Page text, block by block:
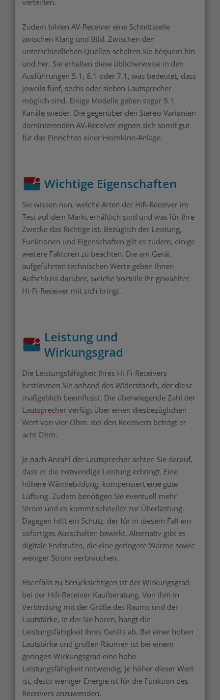
verteilten.
Zudem bilden AV-Receiver eine Schnittstelle
zwischen Klang und Bild. Zwischen den
unterschiedlichen Quellen schalten Sie bequem hin
und her. Sie erhalten diese üblicherweise in den
Ausführungen 5.1, 6.1 oder 7.1, was bedeutet, dass
jeweils fünf, sechs oder sieben Lautsprecher
möglich sind. Einige Modelle geben sogar 9.1
Kanäle wieder. Die gegenüber den Stereo-Varianten
dominierenden AV-Receiver eignen sich somit gut
für das Einrichten einer Heimkino-Anlage.
Wichtige Eigenschaften
Sie wissen nun, welche Arten der Hifi-Receiver im
Test auf dem Markt erhältlich sind und was für Ihre
Zwecke das Richtige ist. Bezüglich der Leistung,
Funktionen und Eigenschaften gilt es zudem, einige
weitere Faktoren zu beachten. Die am Gerät
aufgeführten technischen Werte geben Ihnen
Aufschluss darüber, welche Vorteile Ihr gewählter
Hi-Fi-Receiver mit sich bringt.
Leistung und
Wirkungsgrad
Die Leistungsfähigkeit Ihres Hi-Fi-Receivers
bestimmen Sie anhand des Widerstands, der diese
maßgeblich beeinflusst. Die überwiegende Zahl der
Lautsprecher verfügt über einen diesbezüglichen
Wert von vier Ohm. Bei den Receivern beträgt er
acht Ohm.
Je nach Anzahl der Lautsprecher achten Sie darauf,
dass er die notwendige Leistung erbringt. Eine
höhere Wärmebildung, kompensiert eine gute
Lüftung. Zudem benötigen Sie eventuell mehr
Strom und es kommt schneller zur Überlastung.
Dagegen hilft ein Schutz, der für in diesem Fall ein
sofortiges Ausschalten bewirkt. Alternativ gibt es
digitale Endstufen, die eine geringere Wärme sowie
weniger Strom verbrauchen.
Ebenfalls zu berücksichtigen ist der Wirkungsgrad
bei der Hifi-Receiver-Kaufberatung. Von ihm in
Verbindung mit der Größe des Raums und der
Lautstärke, in der Sie hören, hängt die
Leistungsfähigkeit Ihres Geräts ab. Bei einer hohen
Lautstärke und großen Räumen ist bei einem
geringen Wirkungsgrad eine hohe
Leistungsfähigkeit notwendig. Je höher dieser Wert
ist, desto weniger Energie ist für die Funktion des
Receivers anzuwenden.